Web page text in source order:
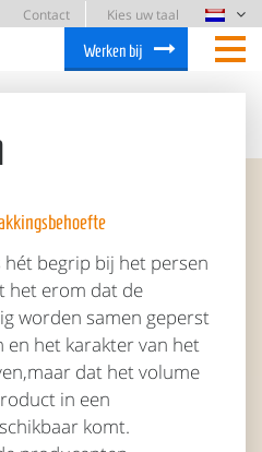
Contact
Kies uw taal
Werken bij
begrip bij het persen
het erom dat de
worden samen geperst
en het karakter van het
dat het volume
in een
komt.